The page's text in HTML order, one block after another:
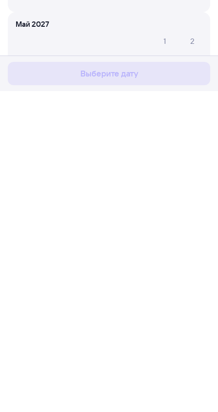
Май 2027
1
2
Выберите дату